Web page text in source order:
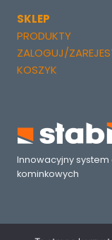
SKLEP
PRODUKTY
ZALOGUJ/
KOSZYK
Innowacyjny
kominkowych